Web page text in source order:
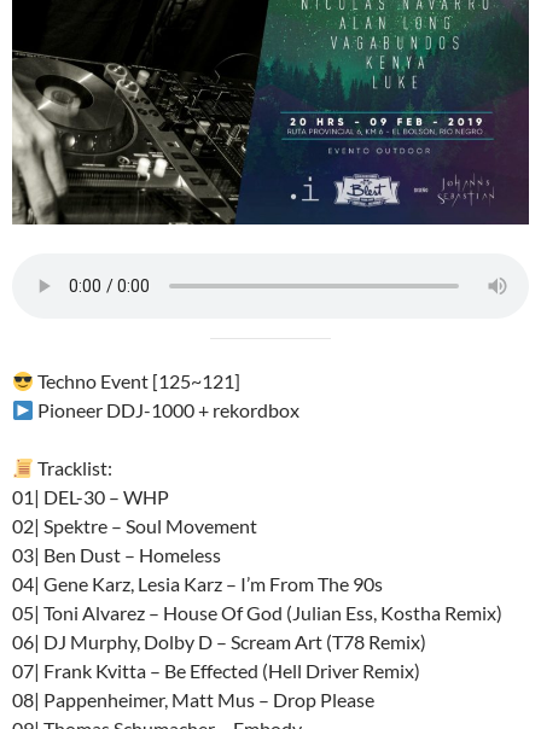
Techno Event [125~121]
Pioneer DDJ-1000 + rekordbox
Tracklist:
01| DEL-30 – WHP
02| Spektre – Soul Movement
03| Ben Dust – Homeless
04| Gene Karz, Lesia Karz – I’m From The 90s
05| Toni Alvarez – House Of God (Julian Ess, Kostha Remix)
06| DJ Murphy, Dolby D – Scream Art (T78 Remix)
07| Frank Kvitta – Be Effected (Hell Driver Remix)
08| Pappenheimer, Matt Mus – Drop Please